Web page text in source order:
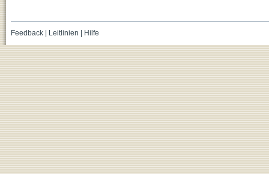
Feedback| Leitlinien Hilfe